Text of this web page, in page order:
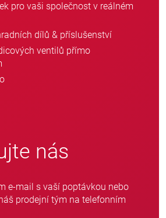
pro vaši společnost v reálném
dílů & příslušenství
ventilů přímo
nás
e-mail s vaší poptávkou nebo
prodejní tým na telefonním